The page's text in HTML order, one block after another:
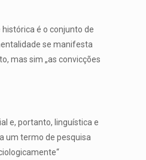
é o conjunto de
se manifesta
mas sim „as convicções
e, portanto, linguística e
um termo de pesquisa